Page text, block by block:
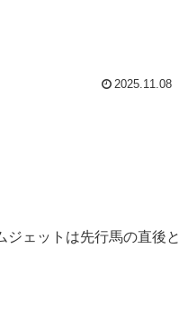
2025.11.08
ジェットは先行馬の直後と